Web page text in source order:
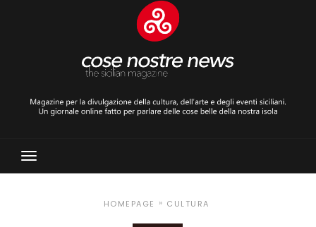
Toggle
Navigation
HOMEPAGE » CULTURA